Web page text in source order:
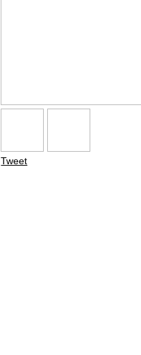
Tweet